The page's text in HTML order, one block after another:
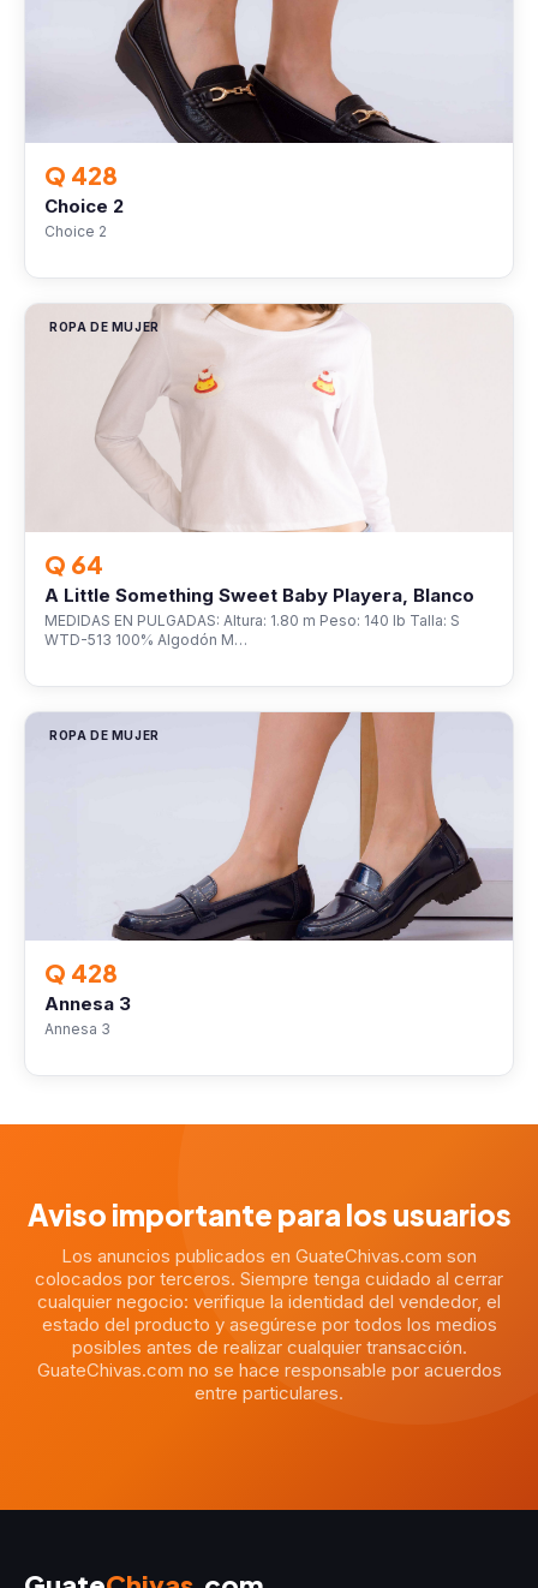
Q 428
Choice 2
Choice 2
ROPA DE MUJER
Q 64
A Little Something Sweet Baby Playera, Blanco
MEDIDAS EN PULGADAS: Altura: 1.80 m Peso: 140 lb Talla: S
WTD-513 100% Algodón M…
ROPA DE MUJER
Q 428
Annesa 3
Annesa 3
Aviso importante para los usuarios
Los anuncios publicados en GuateChivas.com son
colocados por terceros. Siempre tenga cuidado al cerrar
cualquier negocio: verifique la identidad del vendedor, el
estado del producto y asegúrese por todos los medios
posibles antes de realizar cualquier transacción.
GuateChivas.com no se hace responsable por acuerdos
entre particulares.